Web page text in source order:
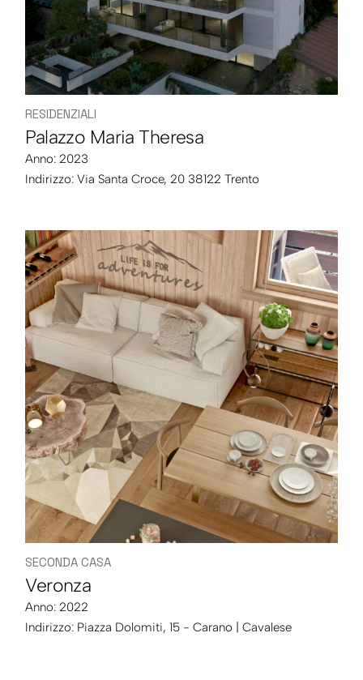
RESIDENZIALI
Palazzo Maria Theresa
Anno: 2023
Indirizzo:Via Santa Croce, 20 38122 Trento
SECONDA CASA
Veronza
Anno: 2022
Indirizzo: Piazza Dolomiti, 15 - Carano | Cavalese